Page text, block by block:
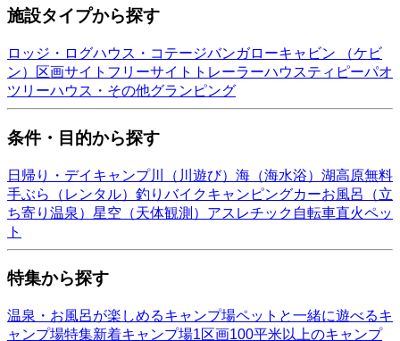
施設タイプから探す
ロッジ・ログハウス・コテージバンガローキャビン （ケビ
ン）
区画サイト フリーサイト トレーラーハウスティピーパオ
ツリーハウス・その他グランピング
条件・目的から探す
日帰り・デイキャンプ川（川遊び） 海（海水浴） 湖高原無料
手ぶら（レンタル） 釣り バイクキャンピングカーお風呂（立
ち寄り温泉） 星空（天体観測） アスレチック 自転車直火ペッ
ト
特集から探す
温泉・お風呂が楽しめるキャンプ場ペットと一緒に遊べるキ
ャンプ場特集新着キャンプ場1区画100平米以上のキャンプ